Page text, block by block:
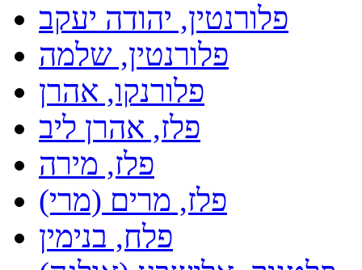
פלורנטין, יהודה יעקב
פלורנטין, שלמה
פלורנקו, אהרן
פלז, אהרן ליב
פלז, מירה
פלז, מרים (מרי)
פלח, בנימין